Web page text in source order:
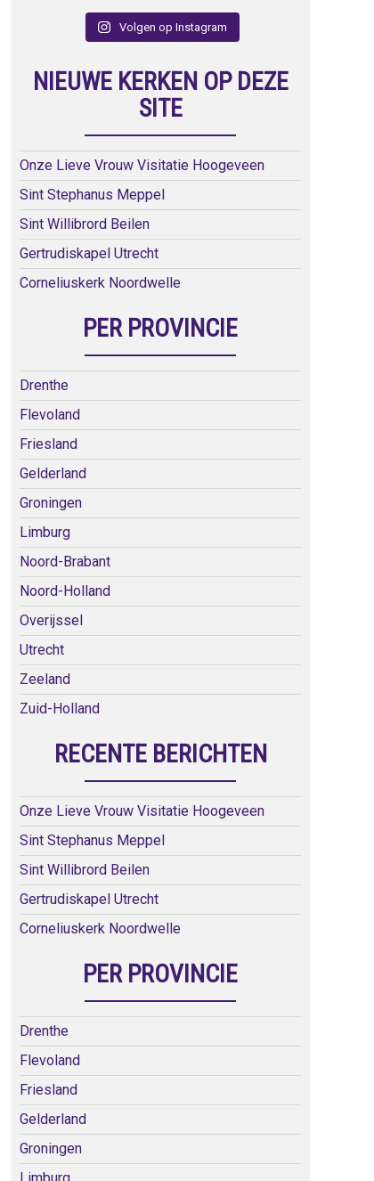
Volgen op Instagram
NIEUWE KERKEN OP DEZE
SITE
Onze Lieve Vrouw Visitatie Hoogeveen
Sint Stephanus Meppel
Sint Willibrord Beilen
Gertrudiskapel Utrecht
Corneliuskerk Noordwelle
PER PROVINCIE
Drenthe
Flevoland
Friesland
Gelderland
Groningen
Limburg
Noord-Brabant
Noord-Holland
Overijssel
Utrecht
Zeeland
Zuid-Holland
RECENTE BERICHTEN
Onze Lieve Vrouw Visitatie Hoogeveen
Sint Stephanus Meppel
Sint Willibrord Beilen
Gertrudiskapel Utrecht
Corneliuskerk Noordwelle
PER PROVINCIE
Drenthe
Flevoland
Friesland
Gelderland
Groningen